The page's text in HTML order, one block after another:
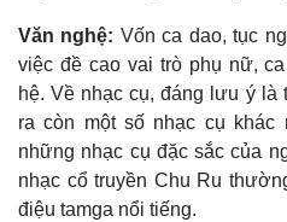
Văn nghệ: Vốn ca dao, tục
việc đề cao vai trò phụ nữ,
hệ. Về nhạc cụ, đáng lưu ý là
ra còn một số nhạc cụ khác
những nhạc cụ đặc sắc của
nhạc cổ truyền Chu Ru
điệu tamga nổi tiếng.